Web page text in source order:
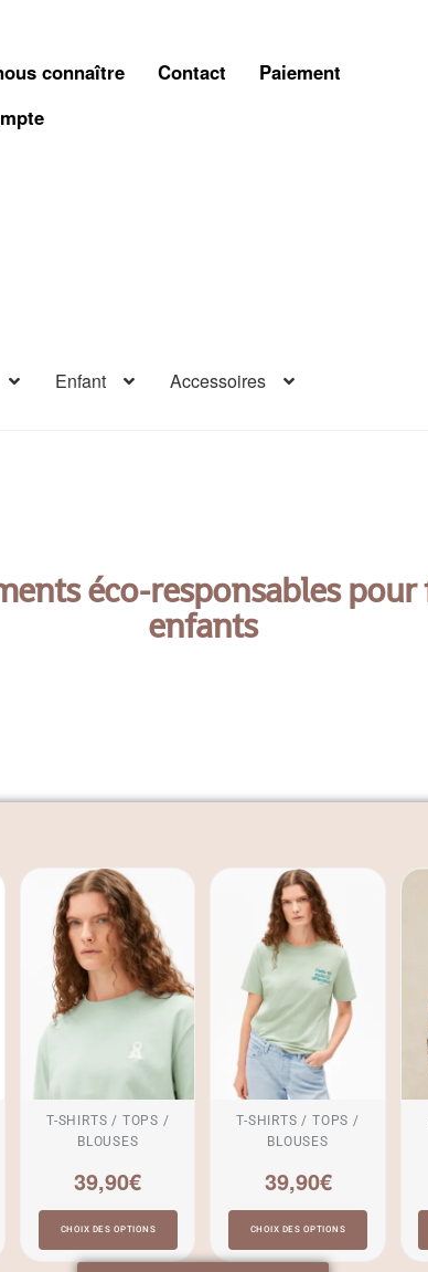
connaître Contact
Paiement
Enfant Accessoires
éco-responsables
enfants
T-SHIRTS / TOPS /
BLOUSES
39,90€
CHOIX DES OPTIONS
T-SHIRTS / TOPS /
BLOUSES
39,90€
CHOIX DES OPTIONS